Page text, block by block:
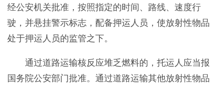
经公安机关批准，按照指定的时间、路线、速度行
驶，并悬挂警示标志，配备押运人员，使放射性物品
处于押运人员的监管之下。
通过道路运输核反应堆乏燃料的，托运人应当报
国务院公安部门批准。通过道路运输其他放射性物品